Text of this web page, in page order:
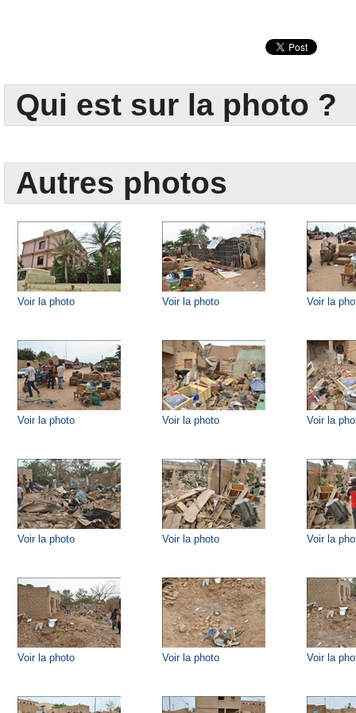
Qui est sur la photo ?
Autres photos
Voir la photo Voir la photo Voir la
Voir la photo Voir la photo Voir la
Voir la photo Voir la photo Voir la
Voir la photo Voir la photo Voir la